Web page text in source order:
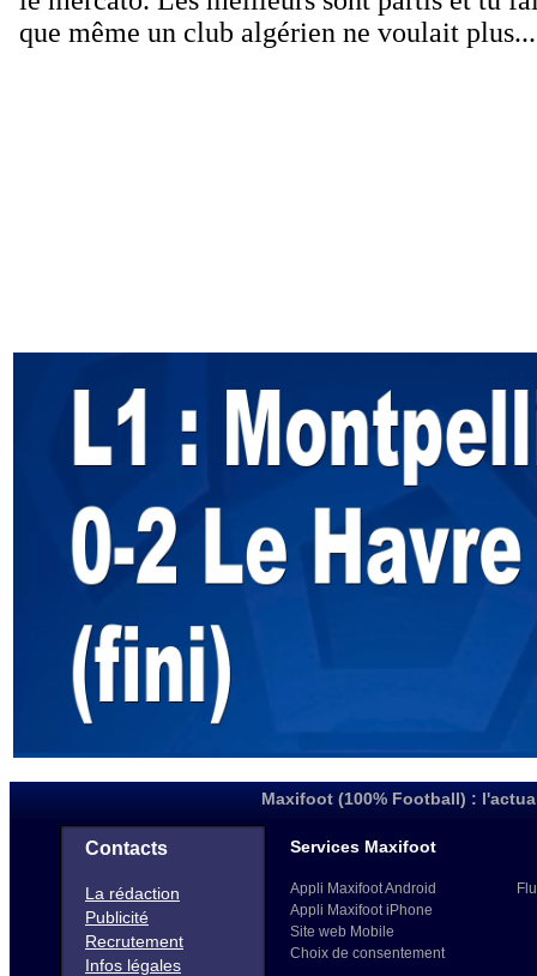
Maxifoot (100% Football) :
Contacts
La rédaction
Publicité
Recrutement
Infos légales
Services Maxifoot
Appli Maxifoot Android
Appli Maxifoot iPhone
Site web Mobile
Choix de consentement